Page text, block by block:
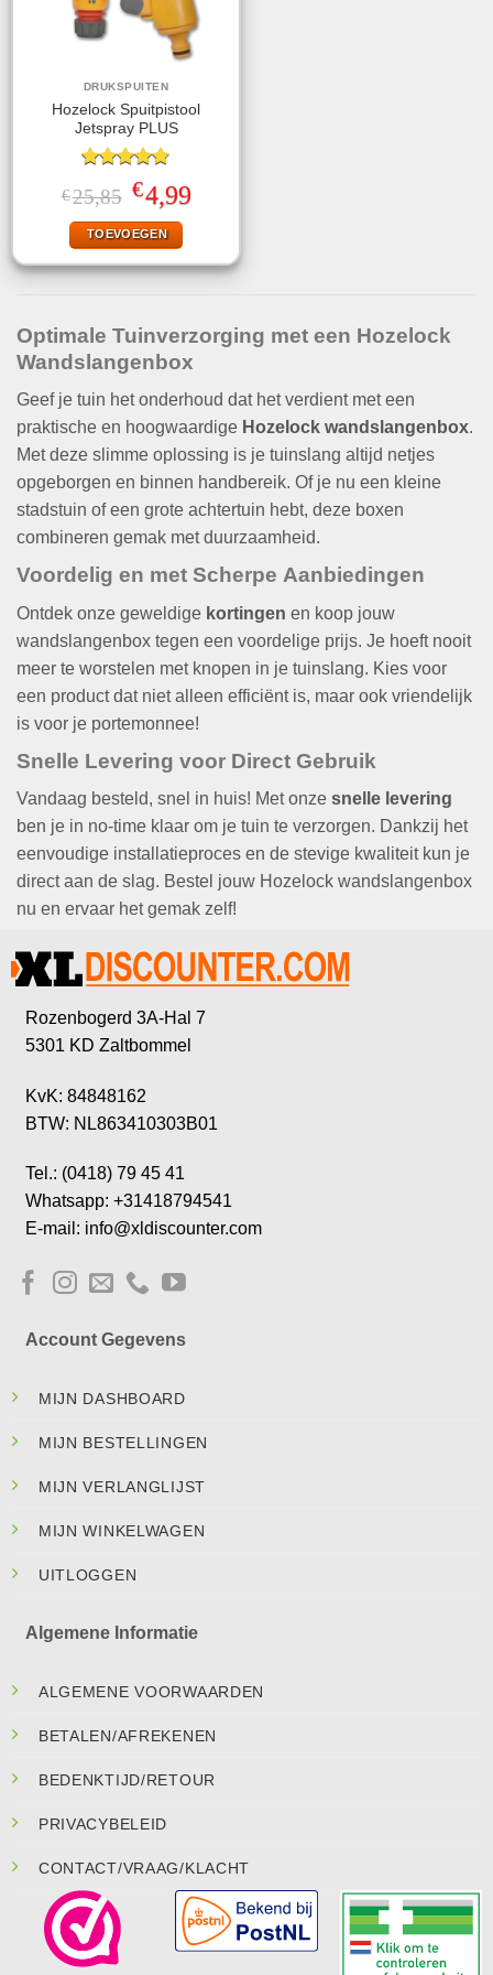
DRUKSPUITEN
Hozelock Spuitpistool
Jetspray PLUS
Gewaardeerd
4.78uit 5
€25,85 Oorspronkelijke
prijs
was:
€25,85.
€4,99Huidige
prijs
TOEVOEGEN
Optimale Tuinverzorging met een Hozelock
Wandslangenbox
Geef je tuin het onderhoud dat het verdient met een
praktische en hoogwaardige Hozelock wandslangenbox.
Met deze slimme oplossing is je tuinslang altijd netjes
opgeborgen en binnen handbereik. Of je nu een kleine
stadstuin of een grote achtertuin hebt, deze boxen
combineren gemak met duurzaamheid.
Voordelig en met Scherpe Aanbiedingen
Ontdek onze geweldige kortingen en koop jouw
wandslangenbox tegen een voordelige prijs. Je hoeft nooit
meer te worstelen met knopen in je tuinslang. Kies voor
een product dat niet alleen efficiënt is, maar ook vriendelijk
is voor je portemonnee!
Snelle Levering voor Direct Gebruik
Vandaag besteld, snel in huis! Met onze snelle levering
ben je in no-time klaar om je tuin te verzorgen. Dankzij het
eenvoudige installatieproces en de stevige kwaliteit kun je
direct aan de slag. Bestel jouw Hozelock wandslangenbox
nu en ervaar het gemak zelf!
Rozenbogerd 3A-Hal 7
5301 KD Zaltbommel
KvK: 84848162
BTW: NL863410303B01
Tel.: (0418) 79 45 41
Whatsapp: +31418794541
E-mail: info@xldiscounter.com
Account Gegevens
MIJN DASHBOARD
MIJN BESTELLINGEN
MIJN VERLANGLIJST
MIJN WINKELWAGEN
UITLOGGEN
Algemene Informatie
ALGEMENE VOORWAARDEN
BETALEN/AFREKENEN
BEDENKTIJD/RETOUR
PRIVACYBELEID
CONTACT/VRAAG/KLACHT